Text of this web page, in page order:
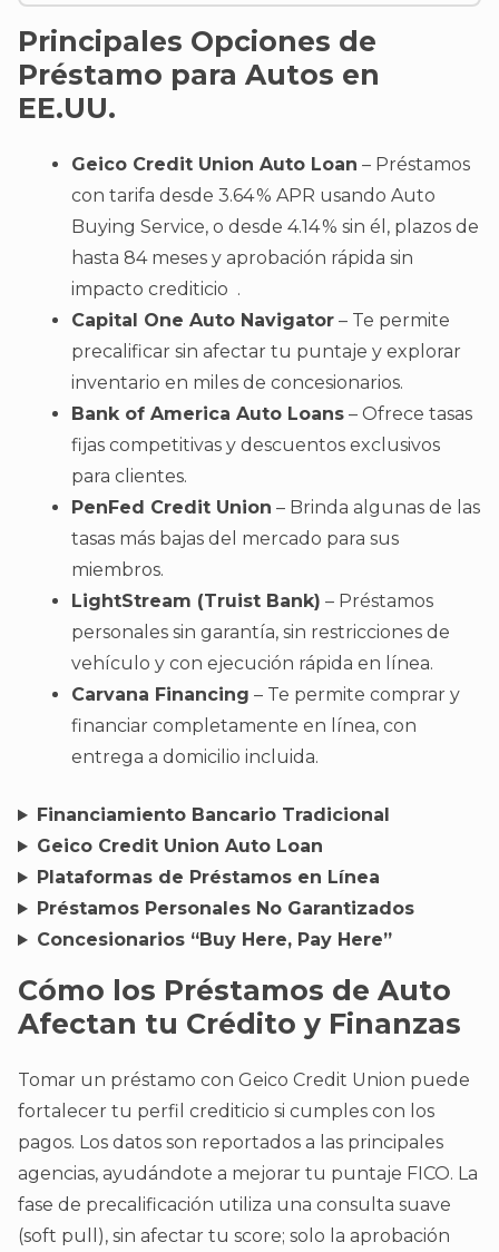
Principales Opciones de
Préstamo para Autos en
EE.UU.
Geico Credit Union Auto Loan – Préstamos
con tarifa desde 3.64 % APR usando Auto
Buying Service, o desde 4.14 % sin él, plazos de
hasta 84 meses y aprobación rápida sin
impacto crediticio .
Capital One Auto Navigator – Te permite
precalificar sin afectar tu puntaje y explorar
inventario en miles de concesionarios.
Bank of America Auto Loans – Ofrece tasas
fijas competitivas y descuentos exclusivos
para clientes.
PenFed Credit Union – Brinda algunas de las
tasas más bajas del mercado para sus
miembros.
LightStream (Truist Bank) – Préstamos
personales sin garantía, sin restricciones de
vehículo y con ejecución rápida en línea.
Carvana Financing – Te permite comprar y
financiar completamente en línea, con
entrega a domicilio incluida.
Financiamiento Bancario Tradicional
Geico Credit Union Auto Loan
Plataformas de Préstamos en Línea
Préstamos Personales No Garantizados
Concesionarios “Buy Here, Pay Here”
Cómo los Préstamos de Auto
Afectan tu Crédito y Finanzas
Tomar un préstamo con Geico Credit Union puede
fortalecer tu perfil crediticio si cumples con los
pagos. Los datos son reportados a las principales
agencias, ayudándote a mejorar tu puntaje FICO. La
fase de precalificación utiliza una consulta suave
(soft pull), sin afectar tu score; solo la aprobación